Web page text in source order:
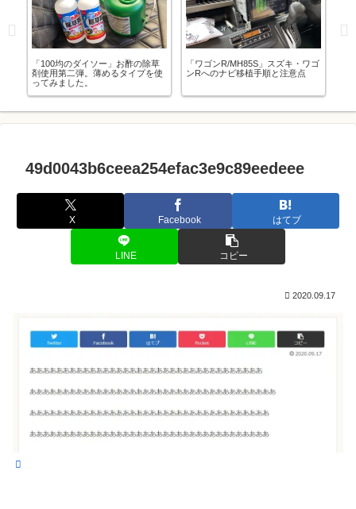
「100均のダイソー」お酢の除草
剤使用第二弾。薄めるタイプを使
ってみました。
「ワゴンR/MH85S」スズキ・ワゴ
ンRへのナビ移植手順と注意点
49d0043b6ceea254efac3e9c89eedeee
X Facebook はてブ
LINE コピー
2020.09.17